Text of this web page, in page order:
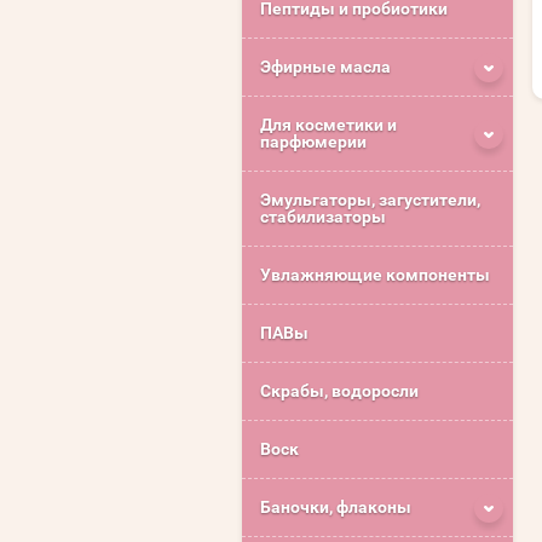
Пептиды и пробиотики
Эфирные масла
Для косметики и
парфюмерии
Эмульгаторы, загустители,
стабилизаторы
Увлажняющие компоненты
ПАВы
Скрабы, водоросли
Воск
Баночки, флаконы